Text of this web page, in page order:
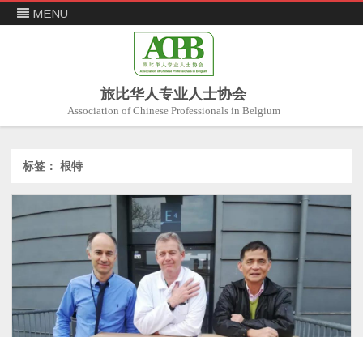
MENU
旅比华人专业人士协会
Association of Chinese Professionals in Belgium
Skip
标签： 根特